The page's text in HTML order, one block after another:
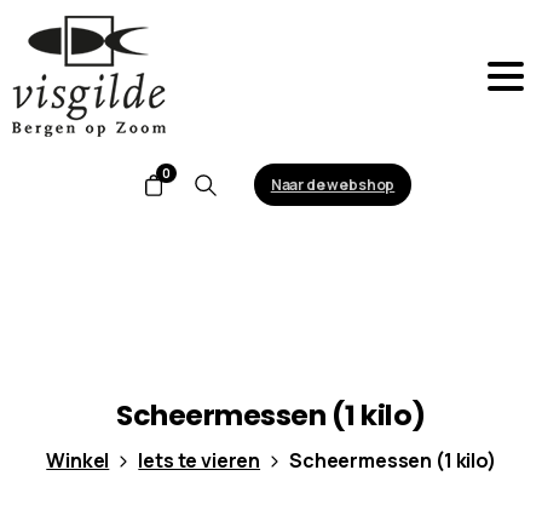
0
Search
Naar de webshop
Scheermessen (1 kilo)
Winkel Iets te vieren Scheermessen (1 kilo)